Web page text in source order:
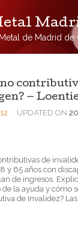
de Madrid de
—
UPDATED ON
de
y 65 años con
de ingresos.
la ayuda y cómo
de Invalidez?